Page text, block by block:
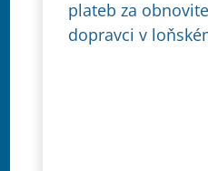
plateb za
dopravci v